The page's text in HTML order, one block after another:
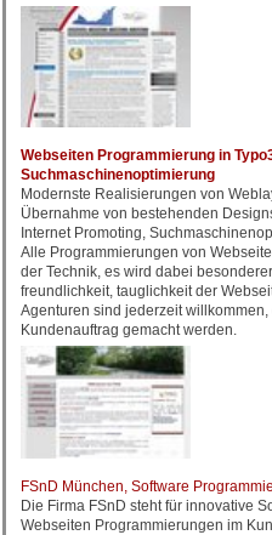
Webseiten Programmierung in
Suchmaschinenoptimierung
Modernste Realisierungen von
Übernahme von bestehenden
Internet Promoting,
Alle Programmierungen von
der Technik, es wird dabei
freundlichkeit, tauglichkeit der
Agenturen sind jederzeit
Kundenauftrag gemacht werden.
FSnD München, Software
Die Firma FSnD steht für innovative
Webseiten Programmierungen im